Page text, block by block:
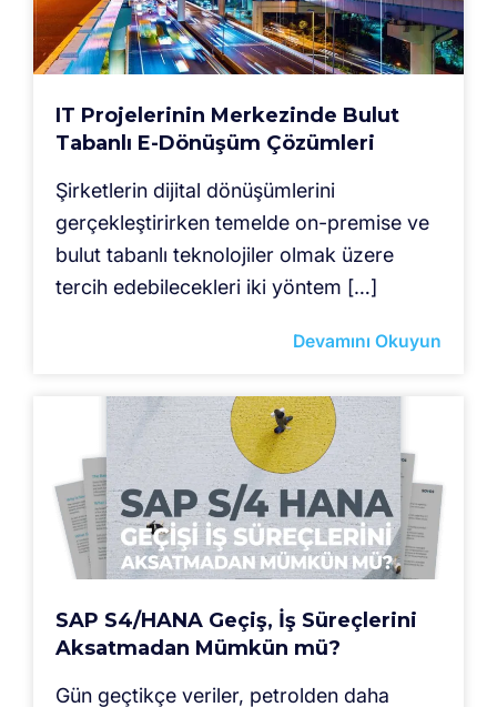
IT Projelerinin Merkezinde Bulut
Tabanlı E-Dönüşüm Çözümleri
Şirketlerin dijital dönüşümlerini
gerçekleştirirken temelde on-premise ve
bulut tabanlı teknolojiler olmak üzere
tercih edebilecekleri iki yöntem […]
Devamını Okuyun
SAP S4/HANA Geçiş, İş Süreçlerini
Aksatmadan Mümkün mü?
Gün geçtikçe veriler, petrolden daha